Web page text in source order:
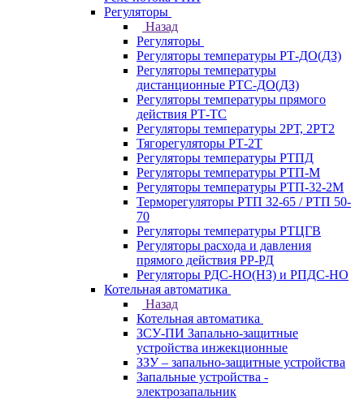
Регуляторы
Назад
Регуляторы
Регуляторы температуры РТ-ДО(ДЗ)
Регуляторы температуры
дистанционные РТС-ДО(ДЗ)
Регуляторы температуры прямого
действия РТ-ТС
Регуляторы температуры 2РТ, 2РT2
Тягорегуляторы РТ-2Т
Регуляторы температуры РТПД
Регуляторы температуры РТП-M
Регуляторы температуры РТП-32-2М
Терморегуляторы РТП 32-65 / РТП 50-
70
Регуляторы температуры РТЦГВ
Регуляторы расхода и давления
прямого действия РР-РД
Регуляторы РДС-НО(НЗ) и РПДС-НО
Котельная автоматика
Назад
Котельная автоматика
ЗСУ-ПИ Запально-защитные
устройства инжекционные
ЗЗУ – запально-защитные устройства
Запальные устройства -
электрозапальник